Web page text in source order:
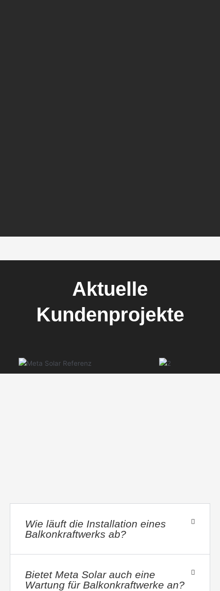
Aktuelle
Kundenprojekte
Wie läuft die Installation eines
Balkonkraftwerks ab?
Bietet Meta Solar auch eine
Wartung für Balkonkraftwerke an?